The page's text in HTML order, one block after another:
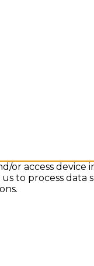
or access
to process